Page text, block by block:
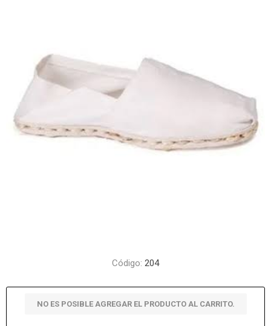
Código: 204
NO ES POSIBLE AGREGAR EL PRODUCTO AL CARRITO.